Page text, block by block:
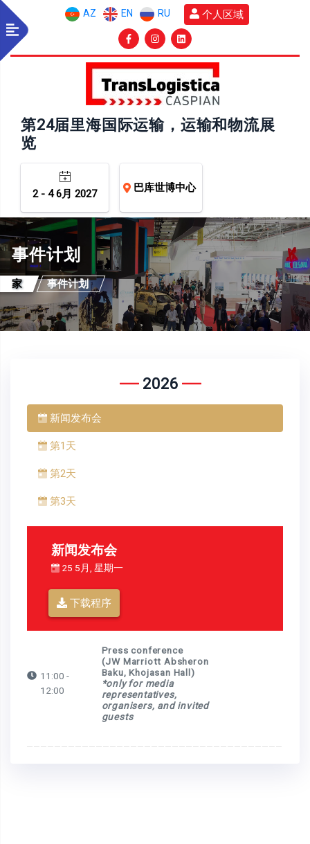
AZ EN RU 个人区域
第24届里海国际运输，运输和物流展
览
2 - 4 6月 2027 巴库世博中心
事件计划
家 事件计划
2026
新闻发布会
第1天
第2天
第3天
新闻发布会
25 5月, 星期一
下载程序
11:00 -
12:00
Press conference
(JW Marriott Absheron
Baku, Khojasan Hall)
*only for media
representatives,
organisers, and invited
guests